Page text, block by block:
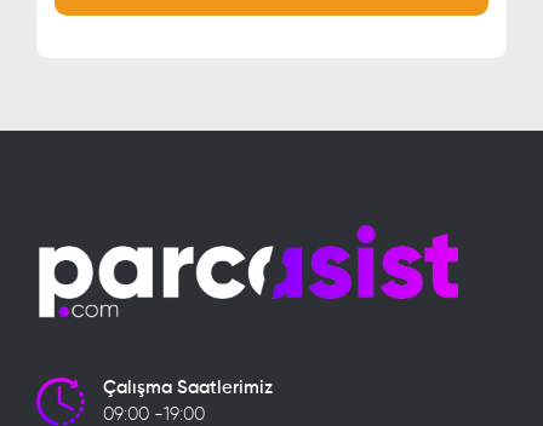
Çalışma Saatlerimiz
09:00 -19:00